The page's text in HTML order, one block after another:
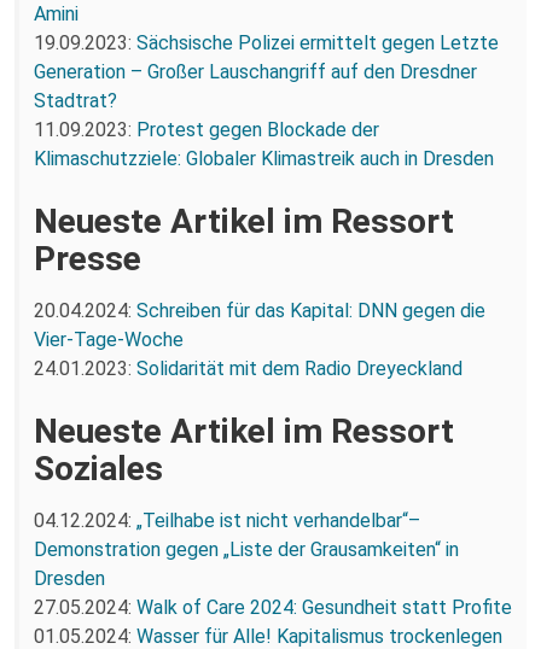
Amini
19.09.2023: Sächsische Polizei ermittelt gegen Letzte
Generation – Großer Lauschangriff auf den Dresdner
Stadtrat?
11.09.2023: Protest gegen Blockade der
Klimaschutzziele: Globaler Klimastreik auch in Dresden
Neueste Artikel im Ressort
Presse
20.04.2024: Schreiben für das Kapital: DNN gegen die
Vier-Tage-Woche
24.01.2023: Solidarität mit dem Radio Dreyeckland
Neueste Artikel im Ressort
Soziales
04.12.2024: „Teilhabe ist nicht verhandelbar“–
Demonstration gegen „Liste der Grausamkeiten“ in
Dresden
27.05.2024: Walk of Care 2024: Gesundheit statt Profite
01.05.2024: Wasser für Alle! Kapitalismus trockenlegen